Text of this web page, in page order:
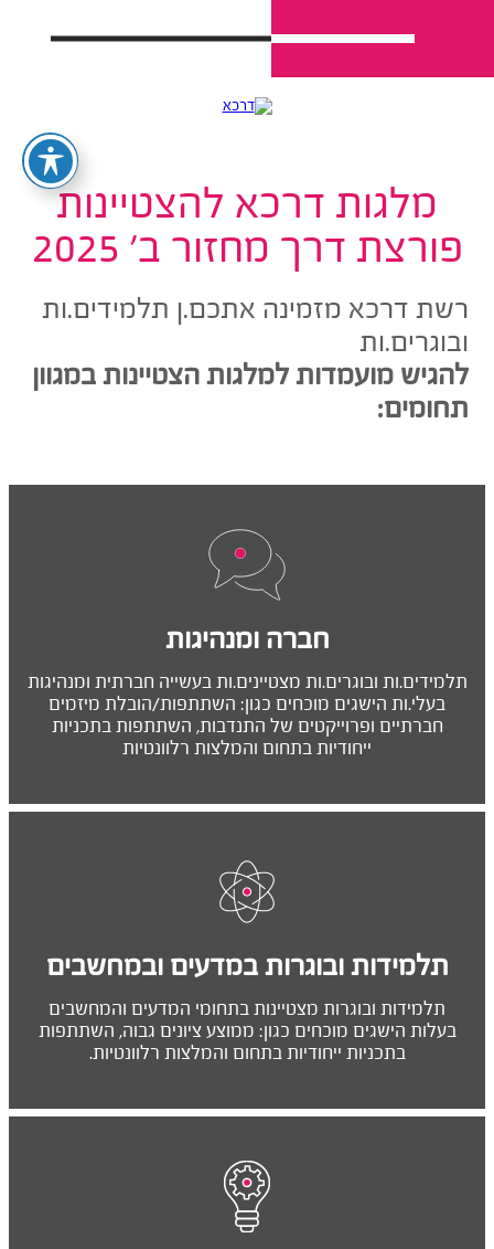
מלגות דרכא להצטיינות
פורצת דרך מחזור ב' 2025
רשת דרכא מזמינה אתכם.ן תלמידים.ות
ובוגרים.ות
להגיש מועמדות למלגות הצטיינות במגוון
תחומים:
חברה ומנהיגות
תלמידים.ות ובוגרים.ות מצטיינים.ות בעשייה חברתית ומנהיגות
בעלי.ות הישגים מוכחים כגון: השתתפות/הובלת מיזמים
חברתיים ופרוייקטים של התנדבות, השתתפות בתכניות
ייחודיות בתחום והמלצות רלוונטיות
תלמידות ובוגרות במדעים ובמחשבים
תלמידות ובוגרות מצטיינות בתחומי המדעים והמחשבים
בעלות הישגים מוכחים כגון: ממוצע ציונים גבוה, השתתפות
בתכניות ייחודיות בתחום והמלצות רלוונטיות.